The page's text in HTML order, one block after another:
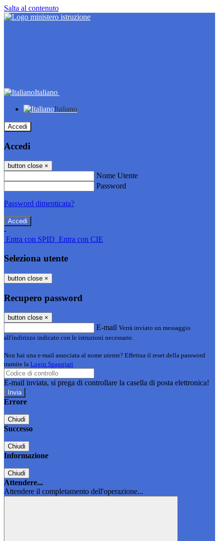
Salta al contenuto
Italiano
Italiano
Accedi
Accedi
button close ×
Nome Utente
Password
Password dimenticata?
-
Entra con SPID Entra con CIE
Seleziona utente
button close ×
Recupero password
button close ×
E-mail Verrà inviato un messaggio
all'indirizzo indicato con le istruzioni necessarie.
Non hai una e-mail associata al nome utente? Effettua il reset della password
tramite la Login Spaggiari
E-mail inviata, si prega di controllare la casella di posta elettronica!
Errore
Chiudi
Successo
Chiudi
Informazione
Chiudi
Attendere...
Attendere il completamento dell'operazione...